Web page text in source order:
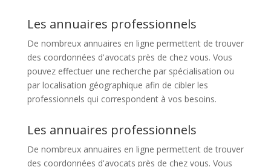
Les annuaires professionnels
De nombreux annuaires en ligne permettent de trouver
des coordonnées d'avocats près de chez vous. Vous
pouvez effectuer une recherche par spécialisation ou
par localisation géographique afin de cibler les
professionnels qui correspondent à vos besoins.
Les annuaires professionnels
De nombreux annuaires en ligne permettent de trouver
des coordonnées d'avocats près de chez vous. Vous